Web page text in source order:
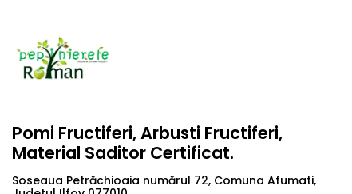
Pomi Fructiferi, Arbusti Fructiferi,
Material Saditor Certificat.
Soseaua Petrăchioaia numărul 72, Comuna Afumati,